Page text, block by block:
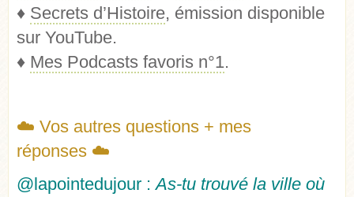
♦ Secrets d’Histoire, émission disponible
sur YouTube.
♦ Mes Podcasts favoris n°1.
☁️ Vos autres questions + mes
réponses ☁️
@lapointedujour :As-tu trouvé la ville où